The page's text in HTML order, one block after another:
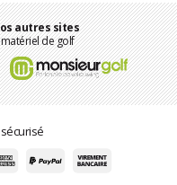
autres sites
de golf